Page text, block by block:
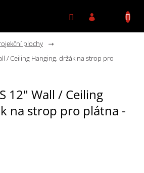
plochy
/ Ceiling Hanging, držák na strop pro
12" Wall / Ceiling
na strop pro plátna -